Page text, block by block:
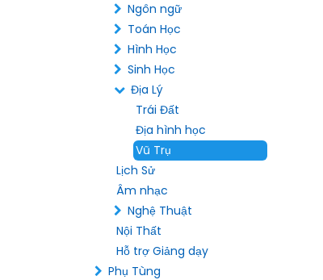
Ngôn ngữ
Toán Học
Hình Học
Sinh Học
Địa Lý
Trái Đất
Địa hình học
Vũ Trụ
Lịch Sử
Âm nhạc
Nghệ Thuật
Nội Thất
Hỗ trợ Giảng dạy
Phụ Tùng